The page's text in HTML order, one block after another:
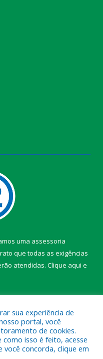
uma assessoria
que todas as exigências
atendidas. Clique aqui e
Municipal de Itaporã.
sua experiência de
portal, você
de cookies.
isso é feito, acesse
você concorda, clique em